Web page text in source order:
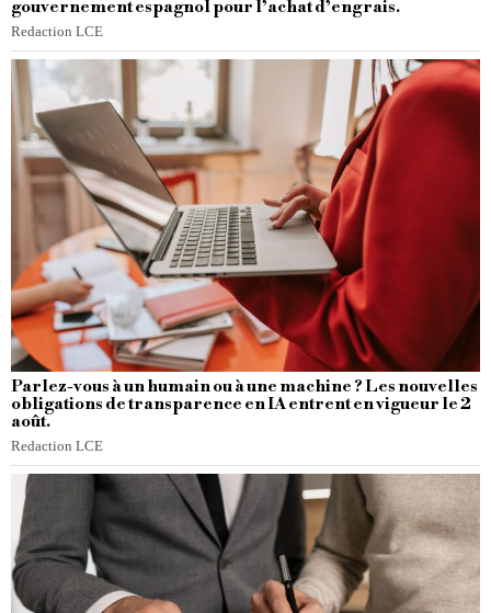
gouvernement espagnol pour l’achat d’engrais.
Redaction LCE
Parlez-vous à un humain ou à une machine ? Les nouvelles
obligations de transparence en IA entrent en vigueur le 2
août.
Redaction LCE